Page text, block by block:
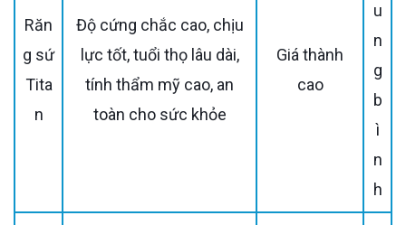
Răn
g sứ
Tita
n
Độ cứng chắc cao, chịu
lực tốt, tuổi thọ lâu dài,
tính thẩm mỹ cao, an
toàn cho sức khỏe
Giá thành
cao
u
n
g
b
ì
n
h